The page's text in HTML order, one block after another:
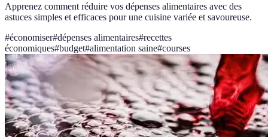
Apprenez comment réduire vos dépenses alimentaires avec des
astuces simples et efficaces pour une cuisine variée et savoureuse.
#économiser#dépenses alimentaires#recettes
économiques#budget#alimentation saine#courses